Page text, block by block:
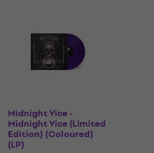
Midnight Vice -
Midnight Vice (Limited
Edition) (Coloured)
(LP)